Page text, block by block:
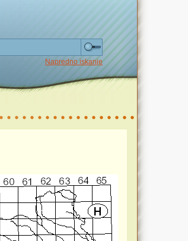
Napredno iskanje